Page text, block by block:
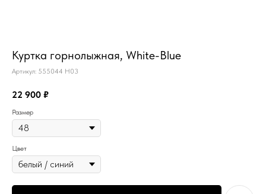
Куртка горнолыжная, White-Blue
Артикул: 555044 H03
22 900 ₽
Размер
Цвет